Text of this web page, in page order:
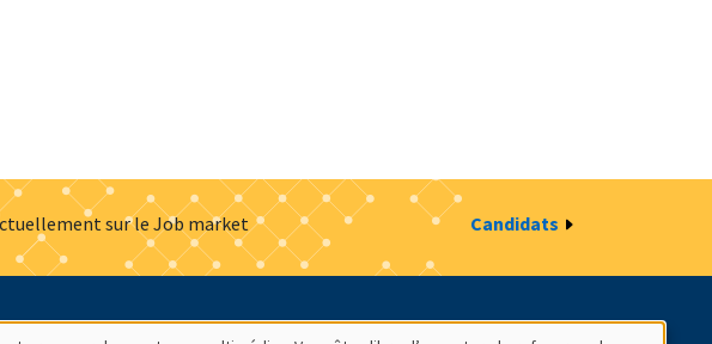
sur le Job market Candidats
légales Gestion des cookies Intranet